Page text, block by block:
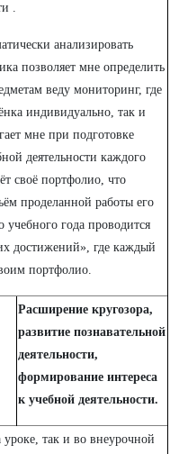
.
анализировать
позволяет мне определить
веду мониторинг, где
индивидуально, так и
мне при подготовке
деятельности каждого
своё портфолио, что
проделанной работы его
года проводится
достижений», где каждый
портфолио.
Расширение кругозора,
развитие познавательной
деятельности,
формирование интереса
к учебной деятельности.
так и во внеурочной